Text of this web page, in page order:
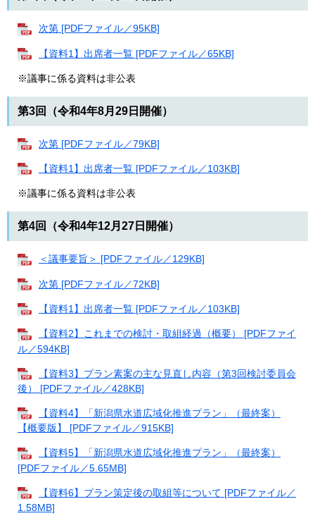
次第 [PDFファイル／95KB]
【資料1】出席者一覧 [PDFファイル／65KB]
※議事に係る資料は非公表
第3回（令和4年8月29日開催）
次第 [PDFファイル／79KB]
【資料1】出席者一覧 [PDFファイル／103KB]
※議事に係る資料は非公表
第4回（令和4年12月27日開催）
＜議事要旨＞ [PDFファイル／129KB]
次第 [PDFファイル／72KB]
【資料1】出席者一覧 [PDFファイル／103KB]
【資料2】これまでの検討・取組経過（概要） [PDFファイ
ル／594KB]
【資料3】プラン素案の主な見直し内容（第3回検討委員会
後） [PDFファイル／428KB]
【資料4】「新潟県水道広域化推進プラン」（最終案）
【概要版】 [PDFファイル／915KB]
【資料5】「新潟県水道広域化推進プラン」（最終案）
[PDFファイル／5.65MB]
【資料6】プラン策定後の取組等について [PDFファイル／
1.58MB]